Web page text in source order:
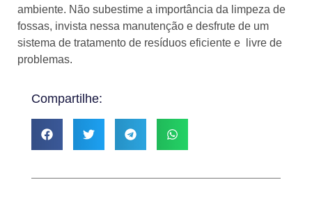
ambiente. Não subestime a importância da limpeza de
fossas, invista nessa manutenção e desfrute de um
sistema de tratamento de resíduos eficiente e livre de
problemas.
Compartilhe: